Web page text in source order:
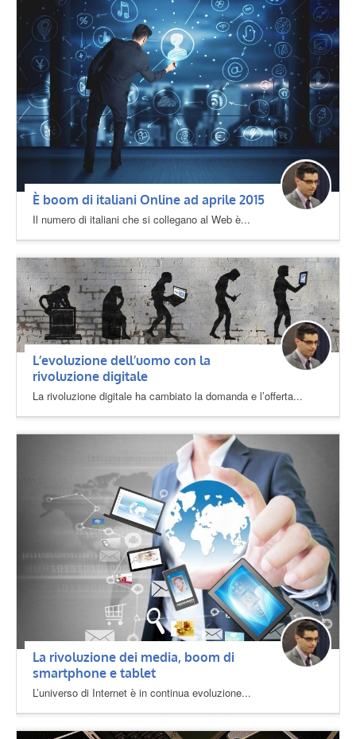
È boom di italiani Online ad aprile 2015
Il numero di italiani che si collegano al Web è...
L’evoluzione dell’uomo con la
rivoluzione digitale
La rivoluzione digitale ha cambiato la domanda e l’offerta...
La rivoluzione dei media, boom di
smartphone e tablet
L’universo di Internet è in continua evoluzione...